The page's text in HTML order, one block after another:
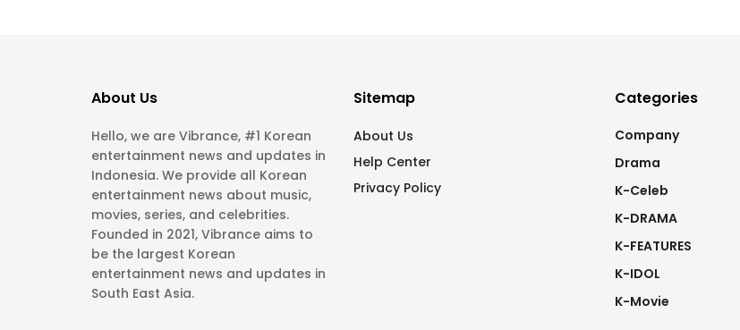
About Us
Hello, we are Vibrance, #1 Korean
entertainment news and updates in
Indonesia. We provide all Korean
entertainment news about music,
movies, series, and celebrities.
Founded in 2021, Vibrance aims to
be the largest Korean
entertainment news and updates in
South East Asia.
Sitemap
About Us
Help Center
Privacy Policy
Categories
Company
Drama
K-Celeb
K-DRAMA
K-FEATURES
K-IDOL
K-Movie